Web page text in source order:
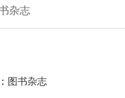
杂志
图书杂志